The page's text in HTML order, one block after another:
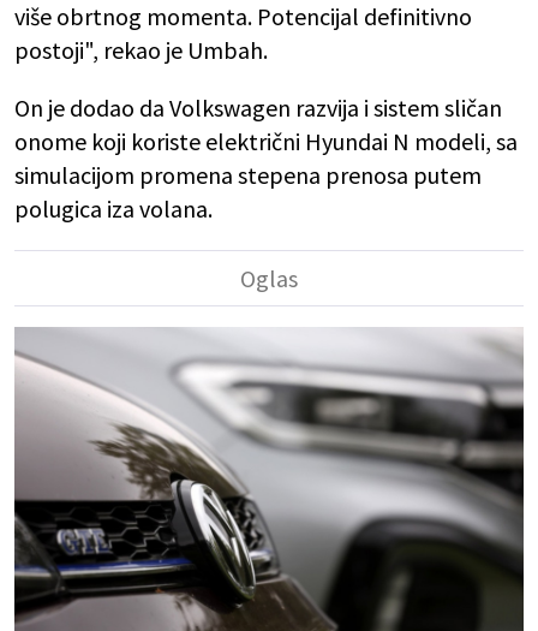
više obrtnog momenta. Potencijal definitivno
postoji", rekao je Umbah.
On je dodao da Volkswagen razvija i sistem sličan
onome koji koriste električni Hyundai N modeli, sa
simulacijom promena stepena prenosa putem
polugica iza volana.